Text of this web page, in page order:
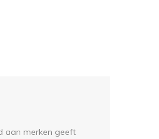
aan merken geeft